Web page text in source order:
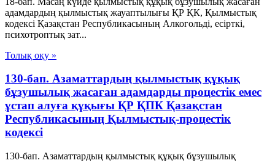
адамдардың қылмыстық жауаптылығы ҚР ҚК, Қылмыстық
кодексi Қазақстан Республикасының Алкогольдi, есiрткi,
психотроптық зат...
Толық оқу »
130-бап. Азаматтардың қылмыстық құқық
бұзушылық жасаған адамдарды процестік емес
ұстап алуға құқығы ҚР ҚПК Қазақстан
Республикасының Қылмыстық-процестік
кодексi
130-бап. Азаматтардың қылмыстық құқық бұзушылық